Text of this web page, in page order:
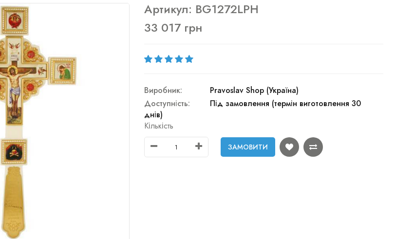
Артикул: BG1272LPH
33 017 грн
Виробник:
Pravoslav Shop (Україна)
Доступність:
Під замовлення (термін виготовлення 30
днів)
Кількість
ЗАМОВИТИ